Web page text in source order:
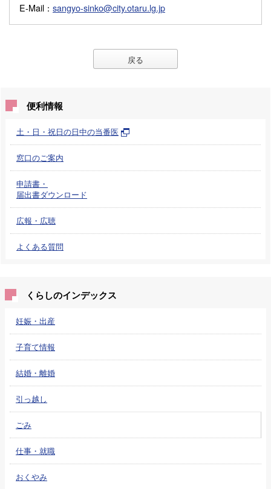
E-Mail ： sangyo-sinko@city.otaru.lg.jp
戻る
便利情報
土・日・祝日の日中の当番医
窓口のご案内
申請書・
届出書ダウンロード
広報・広聴
よくある質問
くらしのインデックス
妊娠・出産
子育て情報
結婚・離婚
引っ越し
ごみ
仕事・就職
おくやみ